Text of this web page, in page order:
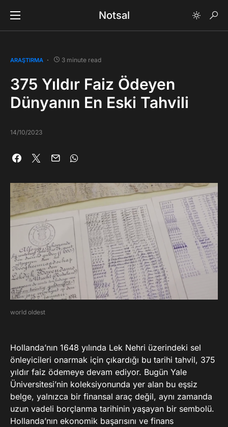
Notsal
ARAŞTIRMA 3 minute read
375 Yıldır Faiz Ödeyen
Dünyanın En Eski Tahvili
14/10/2023
world oldest
Hollanda’nın 1648 yılında Lek Nehri üzerindeki sel
önleyicileri onarmak için çıkardığı bu tarihi tahvil, 375
yıldır faiz ödemeye devam ediyor. Bugün Yale
Üniversitesi’nin koleksiyonunda yer alan bu eşsiz
belge, yalnızca bir finansal araç değil, aynı zamanda
uzun vadeli borçlanma tarihinin yaşayan bir sembolü.
Hollanda’nın ekonomik başarısını ve finans